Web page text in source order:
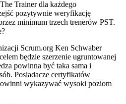
Trainer dla każdego
pozytywnie weryfikację
minimum trzech trenerów PST.
Scrum.org Ken Schwaber
będzie szerzenie ugruntowanej
powinna być taka sama i
Posiadacze certyfikatów
wykazywać wysoki poziom